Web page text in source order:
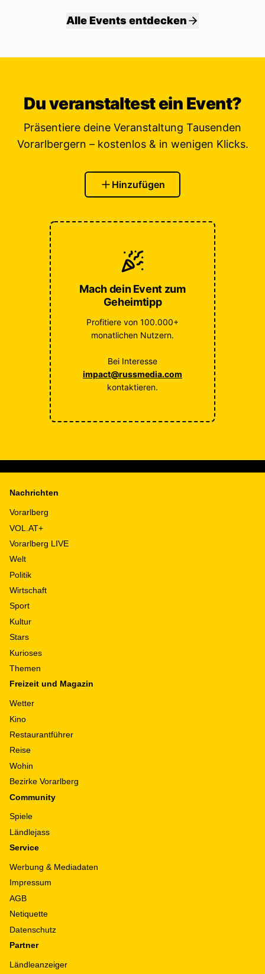
Alle Events entdecken
Du veranstaltest ein Event?
Präsentiere deine Veranstaltung Tausenden
Vorarlbergern – kostenlos & in wenigen Klicks.
Hinzufügen
Mach dein Event zum
Geheimtipp
Profitiere von 100.000+
monatlichen Nutzern.
Bei Interesse
impact@russmedia.com
kontaktieren.
Nachrichten
Vorarlberg
VOL.AT+
Vorarlberg LIVE
Welt
Politik
Wirtschaft
Sport
Kultur
Stars
Kurioses
Themen
Freizeit und Magazin
Wetter
Kino
Restaurantführer
Reise
Wohin
Bezirke Vorarlberg
Community
Spiele
Ländlejass
Service
Werbung & Mediadaten
Impressum
AGB
Netiquette
Datenschutz
Partner
Ländleanzeiger